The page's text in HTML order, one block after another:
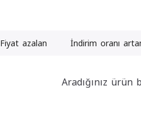
Fiyat azalan İndirim oranı
Aradığınız ürün